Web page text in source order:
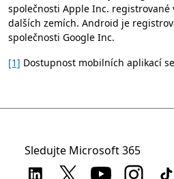
společnosti Apple Inc. registrované
dalších zemích. Android je
společnosti Google Inc.
[1] Dostupnost mobilních aplikací
Sledujte Microsoft 365